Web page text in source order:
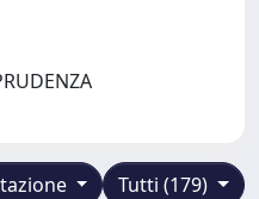
Tutti (179)